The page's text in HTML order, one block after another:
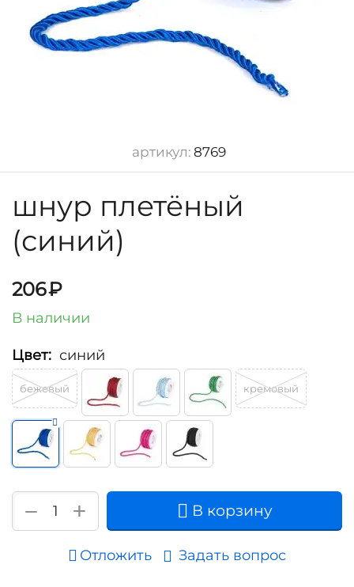
артикул: 8769
шнур плетёный
(синий)
206₽
В наличии
Цвет: синий
бежевый кремовый
+
− В корзину
Отложить Задать вопрос